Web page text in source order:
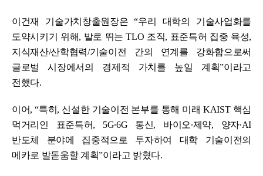
이건재 기술가치창출원장은 “우리 대학의 기술사업화를
도약시키기 위해, 발로 뛰는 TLO 조직, 표준특허 집중 육성,
지식재산/산학협력/기술이전 간의 연계를 강화함으로써
글로벌 시장에서의 경제적 가치를 높일 계획”이라고
전했다.
이어, “특히, 신설한 기술이전 본부를 통해 미래 KAIST 핵심
먹거리인 표준특허, 5G·6G 통신, 바이오·제약, 양자·AI
반도체 분야에 집중적으로 투자하여 대학 기술이전의
메카로 발돋움할 계획”이라고 밝혔다.